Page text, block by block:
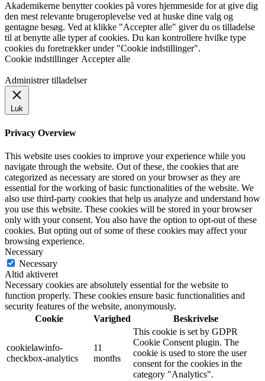
Akademikerne benytter cookies på vores hjemmeside for at give dig
den mest relevante brugeroplevelse ved at huske dine valg og
gentagne besøg. Ved at klikke "Accepter alle" giver du os tilladelse
til at benytte alle typer af cookies. Du kan kontrollere hvilke type
cookies du foretrækker under "Cookie indstillinger".
Cookie indstillinger Accepter alle
Administrer tilladelser
Luk
Privacy Overview
This website uses cookies to improve your experience while you
navigate through the website. Out of these, the cookies that are
categorized as necessary are stored on your browser as they are
essential for the working of basic functionalities of the website. We
also use third-party cookies that help us analyze and understand how
you use this website. These cookies will be stored in your browser
only with your consent. You also have the option to opt-out of these
cookies. But opting out of some of these cookies may affect your
browsing experience.
Necessary
Necessary
Altid aktiveret
Necessary cookies are absolutely essential for the website to
function properly. These cookies ensure basic functionalities and
security features of the website, anonymously.
Cookie
Varighed Beskrivelse
cookielawinfo-
checkbox-analytics
11
months
This cookie is set by GDPR
Cookie Consent plugin. The
cookie is used to store the user
consent for the cookies in the
category "Analytics".